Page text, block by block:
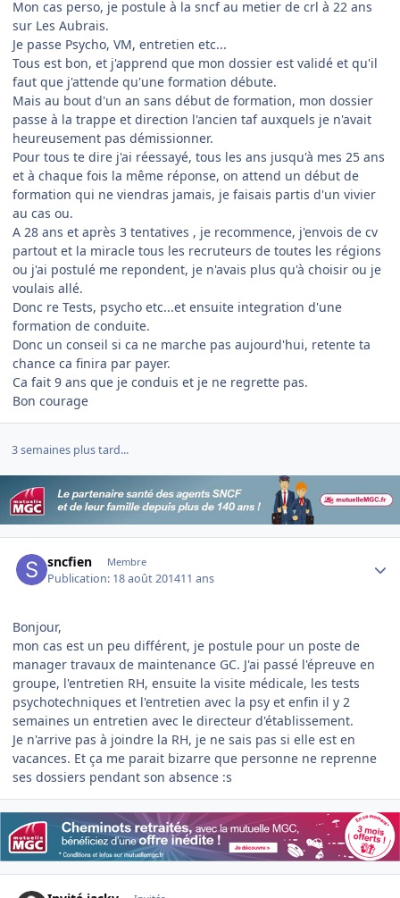
Mon cas perso, je postule à la sncf au metier de crl à 22 ans
sur Les Aubrais.
Je passe Psycho, VM, entretien etc...
Tous est bon, et j'apprend que mon dossier est validé et qu'il
faut que j'attende qu'une formation débute.
Mais au bout d'un an sans début de formation, mon dossier
passe à la trappe et direction l'ancien taf auxquels je n'avait
heureusement pas démissionner.
Pour tous te dire j'ai réessayé, tous les ans jusqu'à mes 25 ans
et à chaque fois la même réponse, on attend un début de
formation qui ne viendras jamais, je faisais partis d'un vivier
au cas ou.
A 28 ans et après 3 tentatives , je recommence, j'envois de cv
partout et la miracle tous les recruteurs de toutes les régions
ou j'ai postulé me repondent, je n'avais plus qu'à choisir ou je
voulais allé.
Donc re Tests, psycho etc...et ensuite integration d'une
formation de conduite.
Donc un conseil si ca ne marche pas aujourd'hui, retente ta
chance ca finira par payer.
Ca fait 9 ans que je conduis et je ne regrette pas.
Bon courage
3 semaines plus tard...
sncfien Membre
Publication: 18 août 201411 ans
Bonjour,
mon cas est un peu différent, je postule pour un poste de
manager travaux de maintenance GC. J'ai passé l'épreuve en
groupe, l'entretien RH, ensuite la visite médicale, les tests
psychotechniques et l'entretien avec la psy et enfin il y 2
semaines un entretien avec le directeur d'établissement.
Je n'arrive pas à joindre la RH, je ne sais pas si elle est en
vacances. Et ça me parait bizarre que personne ne reprenne
ses dossiers pendant son absence :s